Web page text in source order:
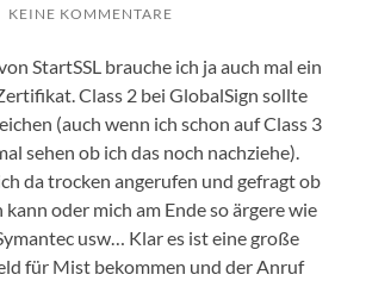
KEINE KOMMENTARE
StartSSL brauche ich ja auch mal ein
Class 2 bei GlobalSign sollte
(auch wenn ich schon auf Class 3
sehen ob ich das noch nachziehe).
da trocken angerufen und gefragt ob
kann oder mich am Ende so ärgere wie
usw… Klar es ist eine große
für Mist bekommen und der Anruf